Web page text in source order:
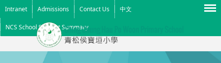
Intranet Admissions Contact Us 中文
NCS School Support Summary
Menu